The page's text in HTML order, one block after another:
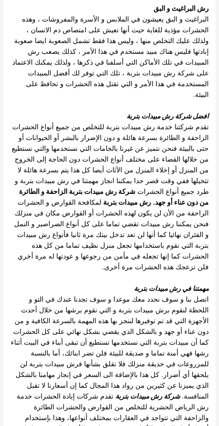
رش البراغيث و البق
البراغيث و البق يعيشون في الملابس و الأسرة والمفروشات ، وهذه
الحشرات مؤذية للغاية حيث أنها تعيش على امتصاص دم الانسان ،
ولذلك عليك التخلص منها ، وليس هذا فقط تشمل الصعوبة ايضا صعوبة
إبادتها فليس هناك مبيد مستخدم في هذا الأمر ، كذلك يصعب رش
المبيدات في تلك الأماكن التي أسلفنا في ذكرها ، ولذلك يمكنك الاعتماد
على شركة رش مبيدات بتربة ، تلك التي توفر لك أفضل المبيدات
المستخدمة في هذا الأمر و التي تقتل هذه الحشرات و تحافظ على
البيئة.
افضل شركة رش مبيدات بتربة
تقدم شركتنا خدمة رش مبيدات بتربة للتخلص من جميع أنواع الحشرات
الزاحفة و الطائرة بسرعة هائلة و دون الإضرار بالبشر أو الحيوانات أو
حتى بالبيئة فنحن نتميز عن غيرنا بالخامات التي نستخدمها والتي نستطيع
من خلالها القضاء على مختلف أنواع الحشرات دون الحاجة إلى الخروج
من المنزل أو إخلاء المنزل من الآثاث أيضا كل هذا يتم بسرعة هائلة لا
تتخيلها ففي وقت قصر جدا يمكننا انجاز مهمتنا في رش مبيدات بتربة و
طرد جميع أنواع الحشراتشركة رش مبيدات بتربة الزاحفة و الطائرة
من دون عناء أو جهد. رش مبيدات بتربة لمكافحة القوارض و الحشرات
الزاحفة من الأن لن يكون لهذه الحشرات أو القوارض مكان في منزلك
فنحن يمكننا رش مبيدات تقضي تماما على كل أنواع الصراصير و النمل
و الفئران نهائيا كما أنها لن تعد تدخل بيتك مرة ثانيا فأنواع رش مبيدات
بتربة التي نقوم باستخدامها تجعل منزل نظيف تماما من كل هذه
الحشرات كما إنها تجعله في مأمن من رجوعها و عودتها له مرة أخري
فلن تزعجك هذه الحشرات مرة أخرى.
مهمتنا في رش مبيدات بتربة
اتصل بنا و سوف نحدد معك موعدا و سوف تجدنا عندك في التو و
اللحظة لنقوم برش مبيدات بتربة و التي نقوم برشها من خلال أحدث
الأجهزة التي قد تم توفيرها لننجز بها هذه المهمة بالسرعة الكافية و من
دون عناء أو جهد و بالشكل الذي يقضي بشكل نهائي على كل الحشرات
كما أن مبيدات بتربة التي نستخدمها تستطيع أن تبقى أبناء في البيت أثناء
رشها فهي أمنة تماما و صديقة للبيئة فلن تضر ابنائك، أما بالنسبة
للمزروعات في حديقة منزلك فلا تقلق بشأنها فرش مبيدات بتربة لن
يلحقها أي أضرار. كل هذا بالإضافة الى السعر في إنجاز مهامنا بالشكل
الذي يميزنا عن كثيرين من رواد هذا المجال كما إن أسعارنا لا تقبل
المنافسة.شركة رش مبيدات بتربة تقدم شركات إبادة الحشرات خدمة
رش الرياض الحشرية للتخلص من القوارض والحشرات الطائرة
والزاحفة التي تتواجد في العقارات بمختلف أنواعها، وهذا بإستخدام